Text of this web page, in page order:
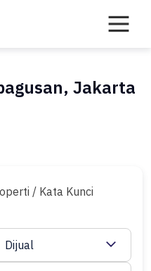
Jakarta
/ Kata Kunci
Dijual